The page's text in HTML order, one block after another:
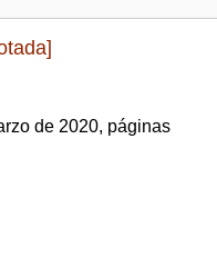
de 2020, páginas